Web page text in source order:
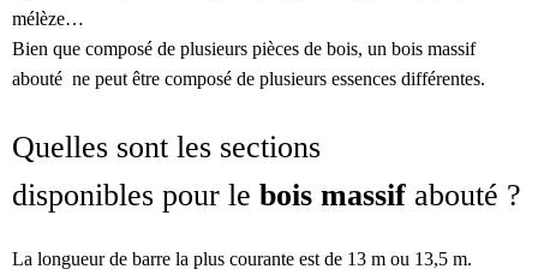
mélèze…
Bien que composé de plusieurs pièces de bois, un bois massif
abouté ne peut être composé de plusieurs essences différentes.
Quelles sont les sections
disponibles pour le bois massif abouté ?
La longueur de barre la plus courante est de 13 m ou 13,5 m.